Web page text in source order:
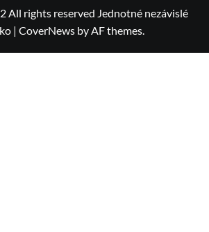
All rights reserved Jednotné nezávislé
| CoverNews by AF themes.